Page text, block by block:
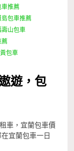
推薦
島包車推薦
壽山包車
薦
包車
遊，包
車，宜蘭包車價
宜蘭包車一日